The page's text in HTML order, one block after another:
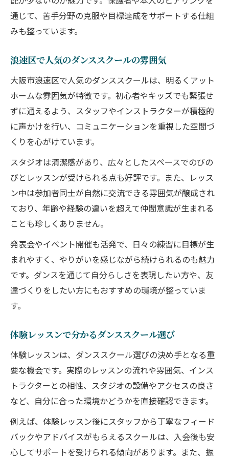
基礎から学べるレッスン内容の工夫を紹介
習い事が続くダンススクールの秘密に迫る
初めてでも続けやすい環境が整う理由とは
初心者の不安に寄り添うダンススクールの
習い事に迷う親子のためのダンスクラス体験ガ
親子で楽しむダンススクール体験の流れ紹
介
魅力
ダンススクール選びで親子が重視すべきポ
イント
体験参加で分かるダンススクールの雰囲気
親子で安心して通えるダンススクールの選
通じて、苦手分野の克服や目標達成をサポートする仕組
みも整っています。
浪速区で人気のダンススクールの雰囲気
大阪市浪速区で人気のダンススクールは、明るくアット
ホームな雰囲気が特徴です。初心者やキッズでも緊張せ
ずに通えるよう、スタッフやインストラクターが積極的
に声かけを行い、コミュニケーションを重視した空間づ
くりを心がけています。
スタジオは清潔感があり、広々としたスペースでのびの
びとレッスンが受けられる点も好評です。また、レッス
ン中は参加者同士が自然に交流できる雰囲気が醸成され
ており、年齢や経験の違いを超えて仲間意識が生まれる
ことも珍しくありません。
発表会やイベント開催も活発で、日々の練習に目標が生
まれやすく、やりがいを感じながら続けられるのも魅力
です。ダンスを通じて自分らしさを表現したい方や、友
達づくりをしたい方にもおすすめの環境が整っていま
す。
体験レッスンで分かるダンススクール選び
体験レッスンは、ダンススクール選びの決め手となる重
要な機会です。実際のレッスンの流れや雰囲気、インス
トラクターとの相性、スタジオの設備やアクセスの良さ
など、自分に合った環境かどうかを直接確認できます。
例えば、体験レッスン後にスタッフから丁寧なフィード
バックやアドバイスがもらえるスクールは、入会後も安
心してサポートを受けられる傾向があります。また、振